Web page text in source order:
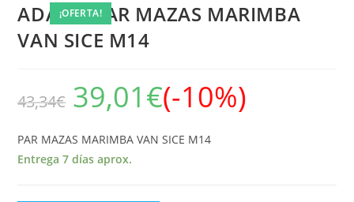
¡OFERTA!
ADAMS PAR MAZAS MARIMBA
VAN SICE M14
43,34€ 39,01€(-10%)
PAR MAZAS MARIMBA VAN SICE M14
Entrega 7 días aprox.
¡OFERTA!
¡OFERTA!
¡OFERTA!